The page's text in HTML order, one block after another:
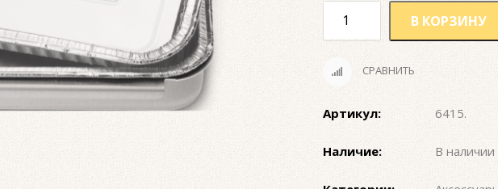
В КОРЗИНУ
СРАВНИТЬ
Артикул: 6415.
Наличие: В наличии